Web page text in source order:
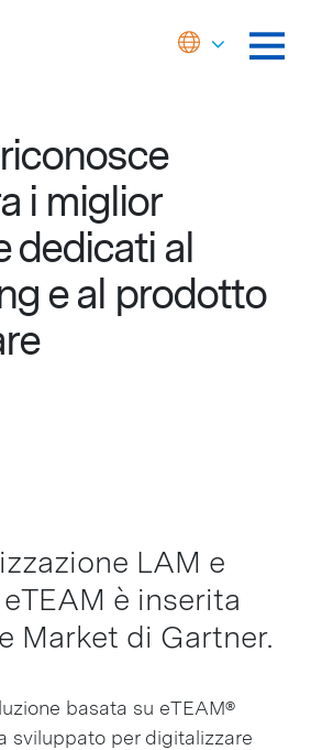
i miglior
dedicati al
e al prodotto
LAM e
è inserita
Market di Gartner.
basata su eTEAM®
sviluppato per digitalizzare